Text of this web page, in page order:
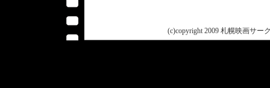
(c)copyright 2009 札幌映画サー